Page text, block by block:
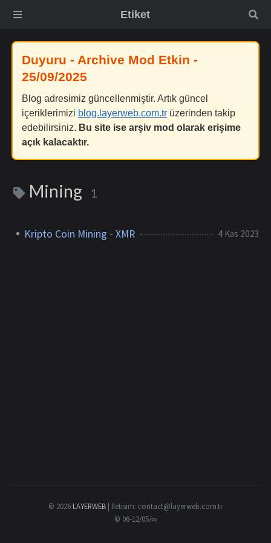
Etiket
Duyuru - Archive Mod Etkin -
25/09/2025
Blog adresimiz güncellenmiştir. Artık güncel
içeriklerimizi blog.layerweb.com.tr üzerinden takip
edebilirsiniz. Bu site ise arşiv mod olarak erişime
açık kalacaktır.
Mining 1
Kripto Coin Mining - XMR 4 Kas 2023
© 2026 LAYERWEB | Iletisim: contact@layerweb.com.tr
© 06-12/05/∞